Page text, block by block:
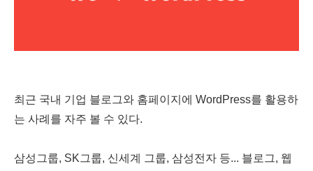
최근 국내 기업 블로그와 홈페이지에 WordPress를 활용하
는 사례를 자주 볼 수 있다.
삼성그룹, SK그룹, 신세계 그룹, 삼성전자 등... 블로그, 웹